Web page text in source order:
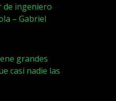
de ingeniero
– Gabriel
grandes
casi nadie las